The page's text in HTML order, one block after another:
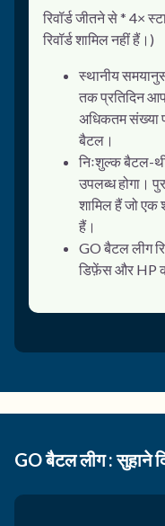
रिवॉर्ड जीतने से * 4×
रिवॉर्ड शामिल नहीं हैं।)
स्थानीय
तक प्रतिदिन
अधिकतम संख्या
बैटल।
निःशुल्क बैटल-
उपलब्ध होगा।
शामिल हैं जो एक
हैं।
GO बैटल लीग
डिफ़ेंस और HP
GO बैटल लीग : सुहाने